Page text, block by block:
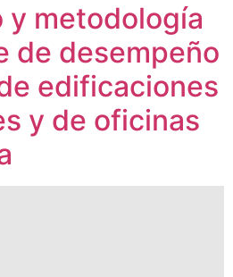
y metodología
de desempeño
edificaciones
y de oficinas